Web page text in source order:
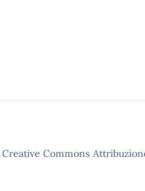
Commons